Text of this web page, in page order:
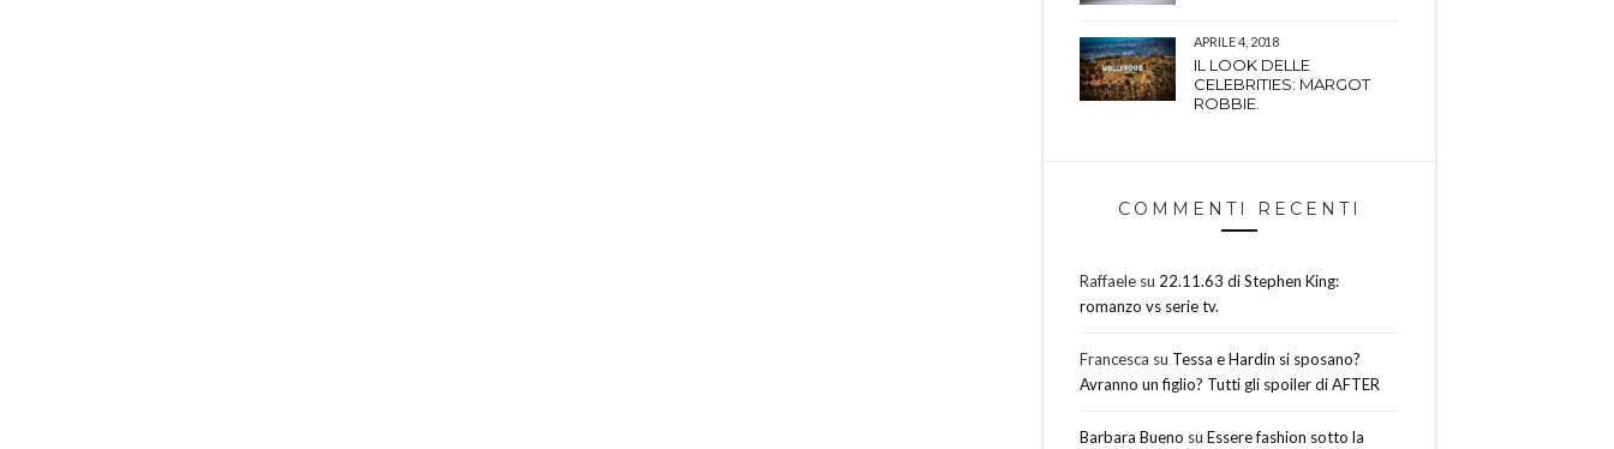
APRILE 4, 2018
IL LOOK DELLE
CELEBRITIES: MARGOT
ROBBIE.
COMMENTI RECENTI
Raffaele su 22.11.63 di Stephen King:
romanzo vs serie tv.
Francesca su Tessa e Hardin si sposano?
Avranno un figlio? Tutti gli spoiler di AFTER
Barbara Bueno su Essere fashion sotto la